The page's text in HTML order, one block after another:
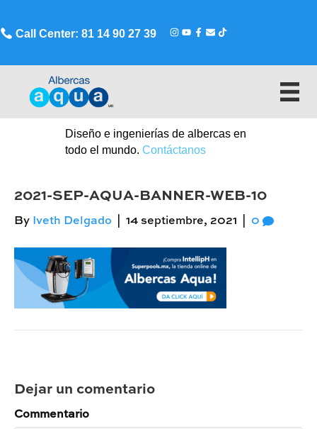
Call Center: 81 14 90 27 39
Diseño e ingenierías de albercas en
todo el mundo. Contáctanos
2021-SEP-AQUA-BANNER-WEB-10
By Iveth Delgado 14 septiembre, 2021 0
Dejar un comentario
Commentario